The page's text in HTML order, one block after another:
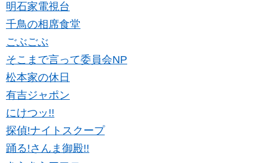
明石家電視台
千鳥の相席食堂
ごぶごぶ
そこまで言って委員会NP
松本家の休日
有吉ジャポン
にけつッ!!
探偵!ナイトスクープ
踊る!さんま御殿!!